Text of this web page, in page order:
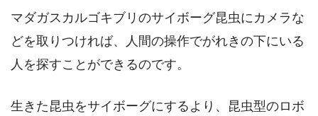
マダガスカルゴキブリのサイボーグ昆虫にカメラな
どを取りつければ、人間の操作でがれきの下にいる
人を探すことができるのです。
生きた昆虫をサイボーグにするより、昆虫型のロボ